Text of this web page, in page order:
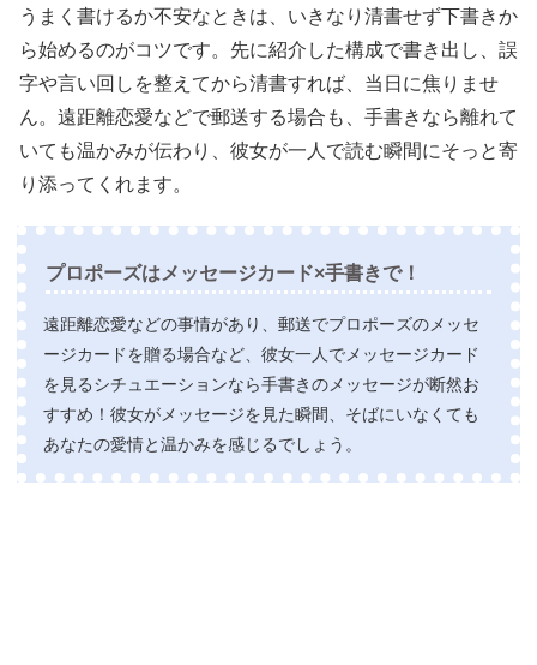
うまく書けるか不安なときは、いきなり清書せず下書きか
ら始めるのがコツです。先に紹介した構成で書き出し、誤
字や言い回しを整えてから清書すれば、当日に焦りませ
ん。遠距離恋愛などで郵送する場合も、手書きなら離れて
いても温かみが伝わり、彼女が一人で読む瞬間にそっと寄
り添ってくれます。
プロポーズはメッセージカード×手書きで！
遠距離恋愛などの事情があり、郵送でプロポーズのメッセ
ージカードを贈る場合など、彼女一人でメッセージカード
を見るシチュエーションなら手書きのメッセージが断然お
すすめ！彼女がメッセージを見た瞬間、そばにいなくても
あなたの愛情と温かみを感じるでしょう。